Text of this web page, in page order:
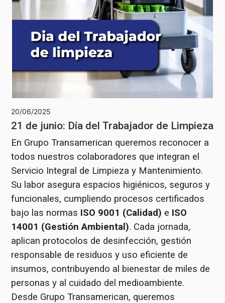
20/06/2025
21 de junio: Día del Trabajador de Limpieza
En Grupo Transamerican queremos reconocer a
todos nuestros colaboradores que integran el
Servicio Integral de Limpieza y Mantenimiento.
Su labor asegura espacios higiénicos, seguros y
funcionales, cumpliendo procesos certificados
bajo las normas ISO 9001 (Calidad) e ISO
14001 (Gestión Ambiental). Cada jornada,
aplican protocolos de desinfección, gestión
responsable de residuos y uso eficiente de
insumos, contribuyendo al bienestar de miles de
personas y al cuidado del medioambiente.
Desde Grupo Transamerican, queremos